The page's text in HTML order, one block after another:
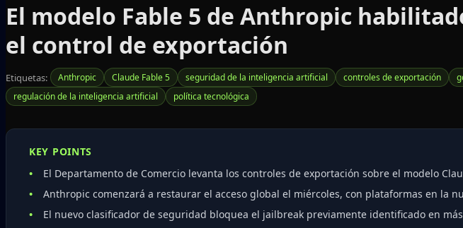
El modelo Fable 5 de Anthropic
el control de exportación
Etiquetas: Anthropic Claude Fable 5 seguridad de la inteligencia artificial controles de exportación
regulación de la inteligencia artificial
política tecnológica
KEY POINTS
El Departamento de Comercio levanta los controles de exportación sobre el modelo
Anthropic comenzará a restaurar el acceso global el miércoles, con plataformas en la
El nuevo clasificador de seguridad bloquea el jailbreak previamente identificado en